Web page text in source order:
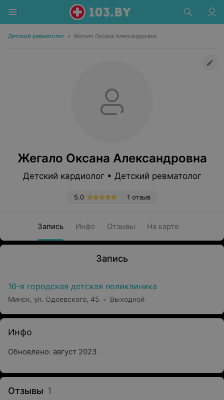
Детский ревматолог • Жегало Оксана Александровна
Жегало Оксана Александровна
Детский кардиолог • Детский ревматолог
1 отзыв
5.0
Запись Инфо Отзывы На карте
Запись
16-я городская детская поликлиника
Минск, ул. Одоевского, 45 Выходной
Инфо
Обновлено: август 2023
Отзывы 1